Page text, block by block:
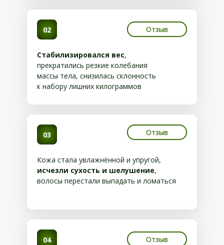
Стабилизировался вес,
прекратились резкие колебания
массы тела, снизилась склонность
к набору лишних килограммов
02
Кожа стала увлажнённой и упругой,
исчезли сухость и шелушение,
волосы перестали выпадать и ломаться
03
04
Отзыв
Отзыв
Отзыв